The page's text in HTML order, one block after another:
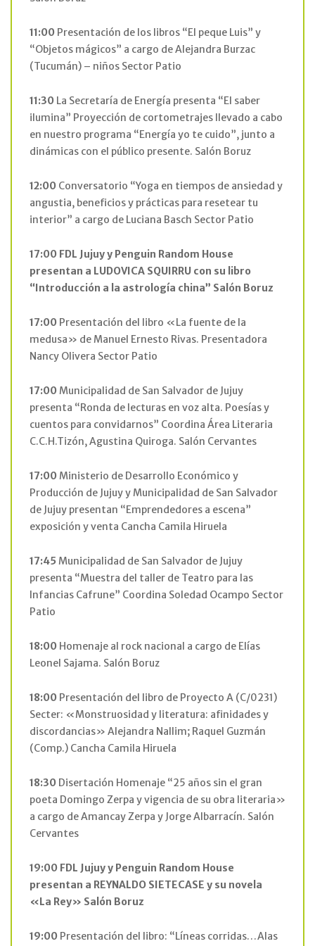
11:00 Presentación de los libros “El peque Luis” y
“Objetos mágicos” a cargo de Alejandra Burzac
(Tucumán) – niños Sector Patio
11:30 La Secretaría de Energía presenta “El saber
ilumina” Proyección de cortometrajes llevado a cabo
en nuestro programa “Energía yo te cuido”, junto a
dinámicas con el público presente. Salón Boruz
12:00 Conversatorio “Yoga en tiempos de ansiedad y
angustia, beneficios y prácticas para resetear tu
interior” a cargo de Luciana Basch Sector Patio
17:00 FDL Jujuy y Penguin Random House
presentan a LUDOVICA SQUIRRU con su libro
“Introducción a la astrología china” Salón Boruz
17:00 Presentación del libro «La fuente de la
medusa» de Manuel Ernesto Rivas. Presentadora
Nancy Olivera Sector Patio
17:00Municipalidad de San Salvador de Jujuy
presenta “Ronda de lecturas en voz alta. Poesías y
cuentos para convidarnos” Coordina Área Literaria
C.C.H.Tizón, Agustina Quiroga. Salón Cervantes
17:00Ministerio de Desarrollo Económico y
Producción de Jujuy y Municipalidad de San Salvador
de Jujuy presentan “Emprendedores a escena”
exposición y venta Cancha Camila Hiruela
17:45 Municipalidad de San Salvador de Jujuy
presenta “Muestra del taller de Teatro para las
Infancias Cafrune” Coordina Soledad Ocampo Sector
Patio
18:00 Homenaje al rock nacional a cargo de Elías
Leonel Sajama. Salón Boruz
18:00 Presentación del libro de Proyecto A (C/0231)
Secter: «Monstruosidad y literatura: afinidades y
discordancias» Alejandra Nallim; Raquel Guzmán
(Comp.) Cancha Camila Hiruela
18:30 Disertación Homenaje “25 años sin el gran
poeta Domingo Zerpa y vigencia de su obra literaria»
a cargo de Amancay Zerpa y Jorge Albarracín. Salón
Cervantes
19:00 FDL Jujuy y Penguin Random House
presentan a REYNALDO SIETECASE y su novela
«La Rey» Salón Boruz
19:00 Presentación del libro: “Líneas corridas…Alas